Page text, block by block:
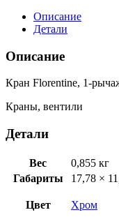
Описание
Детали
Описание
Кран Florentine, 1-
Краны, вентили
Детали
Вес
0,855 кг
Габариты
17,78 ×
Цвет Хром